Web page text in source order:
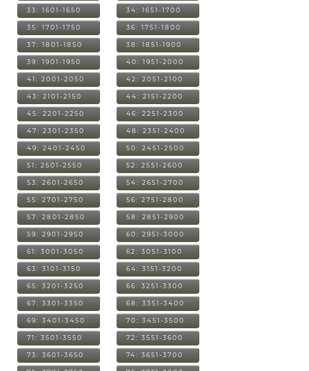
33: 1601-1650 34: 1651-1700
35: 1701-1750 36: 1751-1800
37: 1801-1850 38: 1851-1900
39: 1901-1950 40: 1951-2000
41: 2001-2050 42: 2051-2100
43: 2101-2150 44: 2151-2200
45: 2201-2250 46: 2251-2300
47: 2301-2350 48: 2351-2400
49: 2401-2450 50: 2451-2500
51: 2501-2550 52: 2551-2600
53: 2601-2650 54: 2651-2700
55: 2701-2750 56: 2751-2800
57: 2801-2850 58: 2851-2900
59: 2901-2950 60: 2951-3000
61: 3001-3050 62: 3051-3100
63: 3101-3150 64: 3151-3200
65: 3201-3250 66: 3251-3300
67: 3301-3350 68: 3351-3400
69: 3401-3450 70: 3451-3500
71: 3501-3550 72: 3551-3600
73: 3601-3650 74: 3651-3700